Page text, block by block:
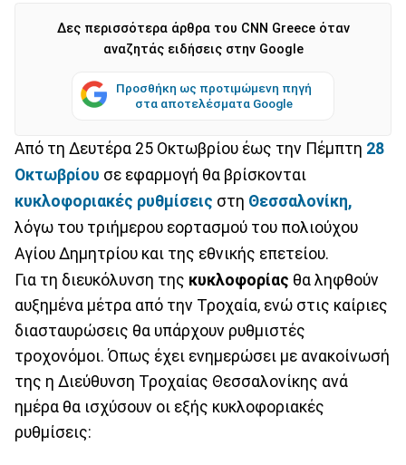
Δες περισσότερα άρθρα του CNN Greece όταν
αναζητάς ειδήσεις στην Google
Προσθήκη ως προτιμώμενη πηγή
στα αποτελέσματα Google
Από τη Δευτέρα 25 Οκτωβρίου έως την Πέμπτη 28
Οκτωβρίου σε εφαρμογή θα βρίσκονται
κυκλοφοριακές ρυθμίσεις στη Θεσσαλονίκη,
λόγω του τριήμερου εορτασμού του πολιούχου
Αγίου Δημητρίου και της εθνικής επετείου.
Για τη διευκόλυνση της κυκλοφορίας θα ληφθούν
αυξημένα μέτρα από την Τροχαία, ενώ στις καίριες
διασταυρώσεις θα υπάρχουν ρυθμιστές
τροχονόμοι. Όπως έχει ενημερώσει με ανακοίνωσή
της η Διεύθυνση Τροχαίας Θεσσαλονίκης ανά
ημέρα θα ισχύσουν οι εξής κυκλοφοριακές
ρυθμίσεις: